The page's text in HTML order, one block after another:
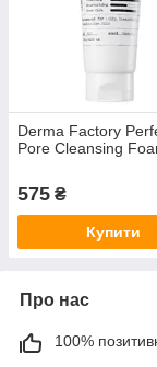
Derma Factory
Pore Cleansing
575 ₴
Купити
Про нас
100%